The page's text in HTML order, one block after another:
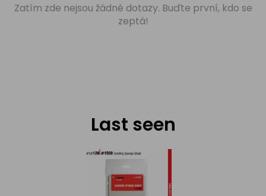
Zatím zde nejsou žádné dotazy. Buďte první, kdo se
zeptá!
Last seen